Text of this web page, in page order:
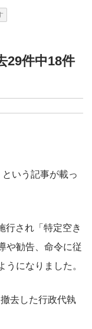
29件中18件
いう記事が載っ
行され「特定空き
や勧告、命令に従
になりました。
去した行政代執